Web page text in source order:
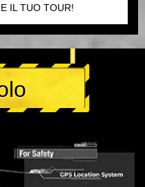
IL TUO TOUR!